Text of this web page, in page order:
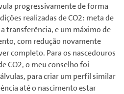
progressivamente de forma
realizadas de CO2: meta de
transferência, e um máximo de
com redução novamente
completo. Para os nascedouros
CO2, o meu conselho foi
para criar um perfil similar
até o nascimento estar